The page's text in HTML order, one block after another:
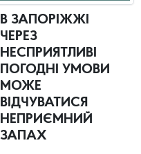
В ЗАПОРІЖЖІ
ЧЕРЕЗ
НЕСПРИЯТЛИВІ
ПОГОДНІ УМОВИ
МОЖЕ
ВІДЧУВАТИСЯ
НЕПРИЄМНИЙ
ЗАПАХ